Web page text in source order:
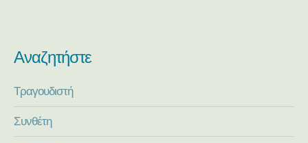
Αναζητήστε
Τραγουδιστή
Συνθέτη